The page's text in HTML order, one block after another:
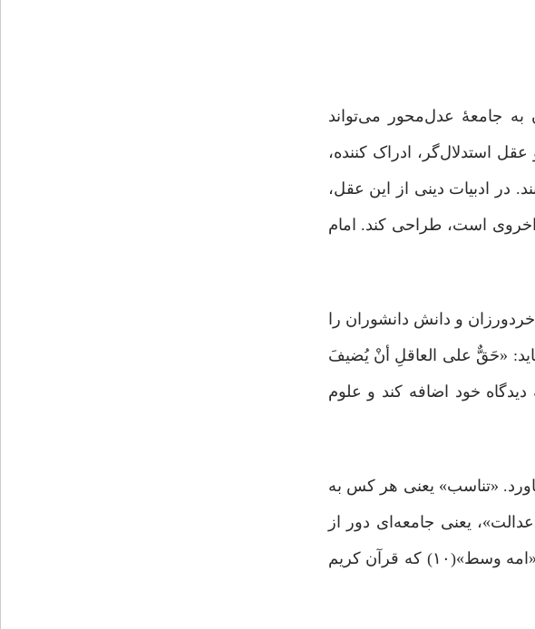
جامعۀ عدل‌محور می‌تواند
استدلال‌گر، ادراک کننده،
در ادبیات دینی از این عقل،
است، طراحی کند. امام
و دانش دانشوران را
«حَقٌّ على العاقلِ أنْ یُضیفَ
نظر دیگران را به دیدگاه خود اضافه کند و علوم
«تناسب» یعنی هر کس به
یعنی جامعه‌ای دور از
افراط و تفریط و احساسات بی‌پایه. چنین جامعه‌ای رفتاری عقلایی و سنجیده در پیش می‌گیرد و به «امه وسط»(۱۰) که قرآن کریم